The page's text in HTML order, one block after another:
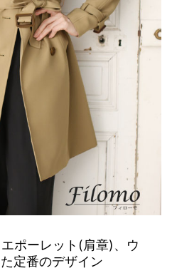
ポーレット(肩章)、ウ
定番のデザイン